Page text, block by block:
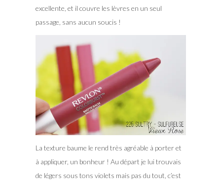
excellente, et il couvre les lèvres en un seul
passage, sans aucun soucis !
La texture baume le rend très agréable à porter et
à appliquer, un bonheur ! Au départ je lui trouvais
de légers sous tons violets mais pas du tout, c’est